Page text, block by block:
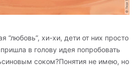
“любовь”, хи-хи, дети от них просто
в голову идея попробовать
соком?Понятия не имею, но